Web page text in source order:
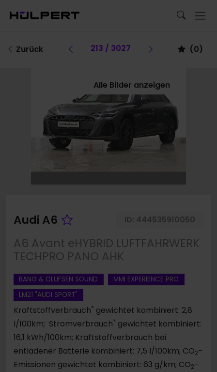
Zurück Vorheriges Fahrzeug
213 / 3027 Vorheriges
(0)
Alle Bilder anzeigen
Audi A6 Fahrzeug merken
ID: 444535910050
A6 Avant eHYBRID LUFTFAHRWERK
TECHPRO PANO AHK
BANG & OLUFSEN SOUND
MMI EXPERIENCE PRO
LM21 "AUDI SPORT"
Kraftstoffverbrauch* gewichtet kombiniert: 2,8
l/100km; Stromverbrauch* gewichtet kombiniert:
16,1 kWh/100km; Kraftstoffverbrauch bei
entladener Batterie kombiniert: 7,5 l/100km; CO2-
Emissionen gewichtet kombiniert: 63 g/km; CO2-